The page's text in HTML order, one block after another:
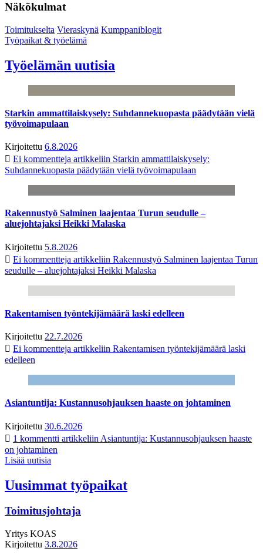
Näkökulmat
Toimitukselta Vieraskynä Kumppaniblogit
Työpaikat & työelämä
Työelämän uutisia
Starkin ammattilaiskysely: Suhdannekuopasta päädytään vielä
työvoimapulaan
Kirjoitettu 6.8.2026
Ei kommentteja artikkeliin Starkin ammattilaiskysely:
Suhdannekuopasta päädytään vielä työvoimapulaan
Rakennustyö Salminen laajentaa Turun seudulle –
aluejohtajaksi Heikki Malaska
Kirjoitettu 5.8.2026
Ei kommentteja artikkeliin Rakennustyö Salminen laajentaa Turun
seudulle – aluejohtajaksi Heikki Malaska
Rakentamisen työntekijämäärä laski edelleen
Kirjoitettu 22.7.2026
Ei kommentteja artikkeliin Rakentamisen työntekijämäärä laski
edelleen
Asiantuntija: Kustannusohjauksen haaste on johtaminen
Kirjoitettu 30.6.2026
1 kommentti artikkeliin Asiantuntija: Kustannusohjauksen haaste
on johtaminen
Lisää uutisia
Uusimmat työpaikat
Toimitusjohtaja
Yritys KOAS
Kirjoitettu 3.8.2026